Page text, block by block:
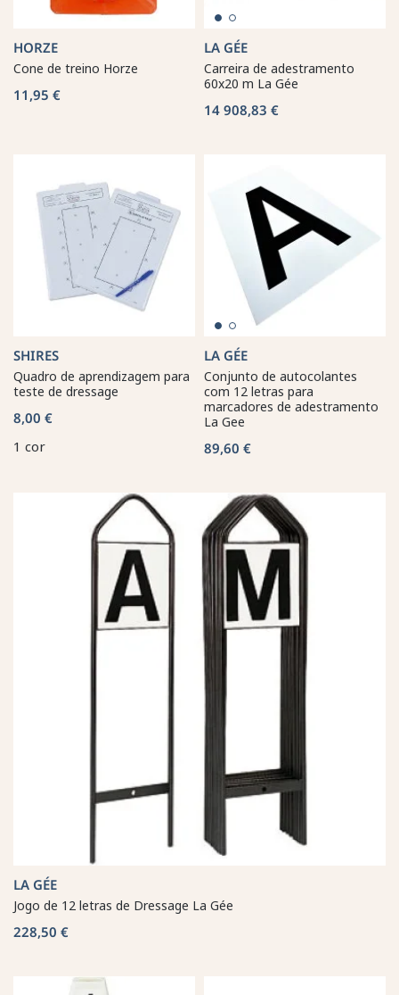
HORZE
Cone de treino Horze
11,95 €
LA GÉE
Carreira de adestramento
60x20 m La Gée
14 908,83 €
SHIRES
Quadro de aprendizagem para
teste de dressage
8,00 €
1 cor
LA GÉE
Conjunto de autocolantes
com 12 letras para
marcadores de adestramento
La Gee
89,60 €
LA GÉE
Jogo de 12 letras de Dressage La Gée
228,50 €